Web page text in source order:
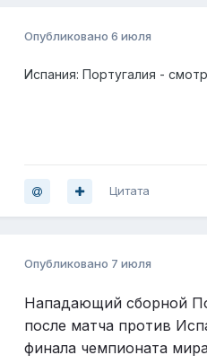
Опубликовано 6 июля
Испания: Португалия -
Цитата
Опубликовано 7 июля
Нападающий сборной
после матча против
финала чемпионата